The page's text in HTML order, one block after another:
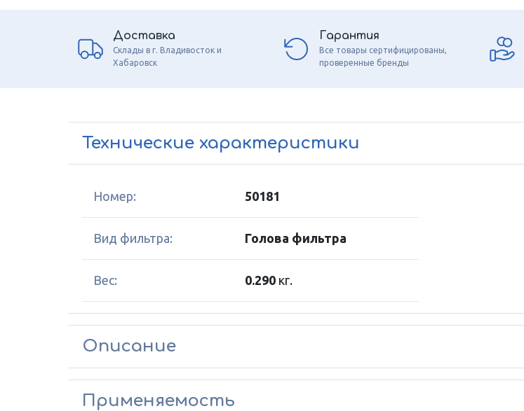
Доставка
Склады в г. Владивосток и
Хабаровск
Гарантия
Все товары сертифицированы,
проверенные бренды
Технические характеристики
Номер: 50181
Вид фильтра: Голова фильтра
Вес: 0.290 кг.
Описание
Применяемость